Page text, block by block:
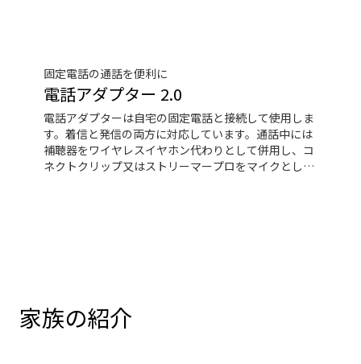
事ができます。また、ヒヤリングループシステムから
の音声を聞くこともできます
固定電話の通話を便利に
電話アダプター 2.0
電話アダプターは自宅の固定電話と接続して使用しま
す。着信と発信の両方に対応しています。通話中には
補聴器をワイヤレスイヤホン代わりとして併用し、コ
ネクトクリップ又はストリーマープロをマイクとして
家族の紹介